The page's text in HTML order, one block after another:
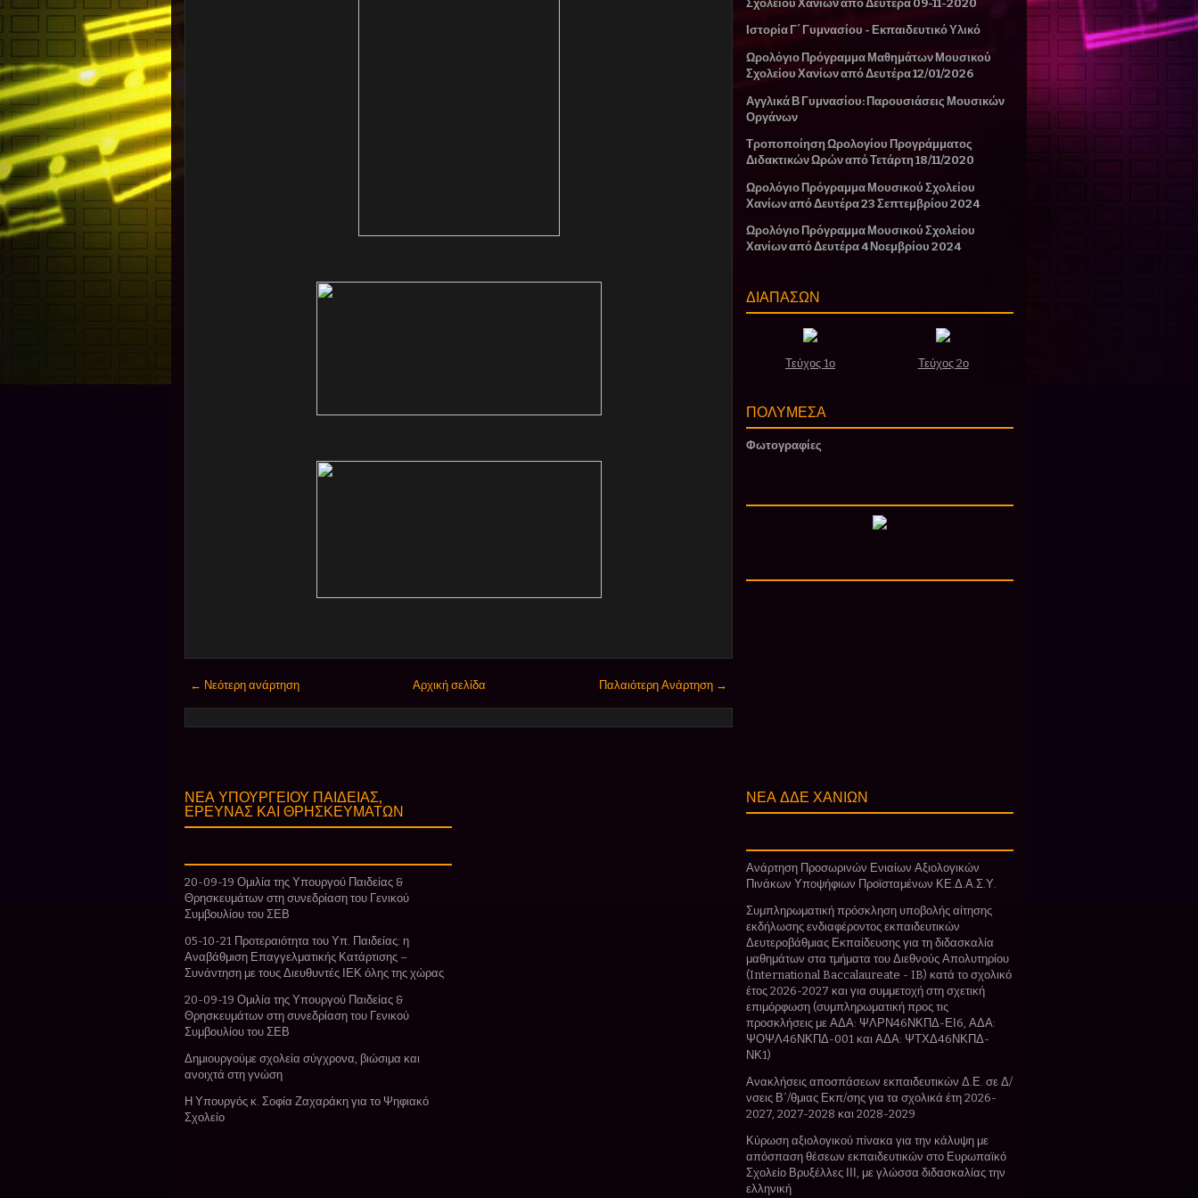
← Νεότερη ανάρτηση Παλαιότερη Ανάρτηση →
Αρχική σελίδα
Σχολείου Χανίων από Δευτέρα 09-11-2020
Ιστορία Γ΄ Γυμνασίου - Εκπαιδευτικό Υλικό
Ωρολόγιο Πρόγραμμα Μαθημάτων Μουσικού
Σχολείου Χανίων από Δευτέρα 12/01/2026
Αγγλικά Β Γυμνασίου: Παρουσιάσεις Μουσικών
Οργάνων
Τροποποίηση Ωρολογίου Προγράμματος
Διδακτικών Ωρών από Τετάρτη 18/11/2020
Ωρολόγιο Πρόγραμμα Μουσικού Σχολείου
Χανίων από Δευτέρα 23 Σεπτεμβρίου 2024
Ωρολόγιο Πρόγραμμα Μουσικού Σχολείου
Χανίων από Δευτέρα 4 Νοεμβρίου 2024
ΔΙΑΠΑΣΩΝ
Τεύχος 1ο Τεύχος 2ο
ΠΟΛΥΜΕΣΑ
Φωτογραφίες
ΝΕΑ ΥΠΟΥΡΓΕΙΟΥ ΠΑΙΔΕΙΑΣ,
ΕΡΕΥΝΑΣ ΚΑΙ ΘΡΗΣΚΕΥΜΑΤΩΝ
20-09-19 Ομιλία της Υπουργού Παιδείας &
Θρησκευμάτων στη συνεδρίαση του Γενικού
Συμβουλίου του ΣΕΒ
05-10-21 Προτεραιότητα του Υπ. Παιδείας: η
Αναβάθμιση Επαγγελματικής Κατάρτισης –
Συνάντηση με τους Διευθυντές ΙΕΚ όλης της χώρας
20-09-19 Ομιλία της Υπουργού Παιδείας &
Θρησκευμάτων στη συνεδρίαση του Γενικού
Συμβουλίου του ΣΕΒ
Δημιουργούμε σχολεία σύγχρονα, βιώσιμα και
ανοιχτά στη γνώση
Η Υπουργός κ. Σοφία Ζαχαράκη για το Ψηφιακό
Σχολείο
ΝΕΑ ΔΔΕ ΧΑΝΙΩΝ
Ανάρτηση Προσωρινών Ενιαίων Αξιολογικών
Πινάκων Υποψήφιων Προϊσταμένων ΚΕ.Δ.Α.Σ.Υ.
Συμπληρωματική πρόσκληση υποβολής αίτησης
εκδήλωσης ενδιαφέροντος εκπαιδευτικών
Δευτεροβάθμιας Εκπαίδευσης για τη διδασκαλία
μαθημάτων στα τμήματα του Διεθνούς Απολυτηρίου
(International Baccalaureate - IB) κατά το σχολικό
έτος 2026-2027 και για συμμετοχή στη σχετική
επιμόρφωση (συμπληρωματική προς τις
προσκλήσεις με ΑΔΑ: ΨΛΡΝ46ΝΚΠΔ-ΕΙ6, ΑΔΑ:
ΨΟΨΛ46ΝΚΠΔ-001 και ΑΔΑ: ΨΤΧΔ46ΝΚΠΔ-
ΝΚ1)
Ανακλήσεις αποσπάσεων εκπαιδευτικών Δ.Ε. σε Δ/
νσεις Β΄/θμιας Εκπ/σης για τα σχολικά έτη 2026-
2027, 2027-2028 και 2028-2029
Κύρωση αξιολογικού πίνακα για την κάλυψη με
απόσπαση θέσεων εκπαιδευτικών στο Ευρωπαϊκό
Σχολείο Βρυξέλλες ΙΙΙ, με γλώσσα διδασκαλίας την
ελληνική